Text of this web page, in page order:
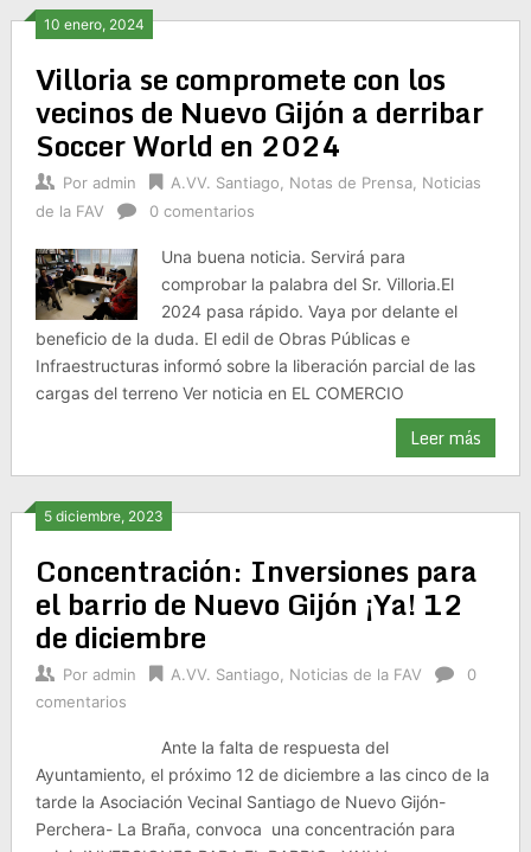
10 enero, 2024
Villoria se compromete con los
vecinos de Nuevo Gijón a derribar
Soccer World en 2024
Por admin A.VV. Santiago Notas de Prensa, Noticias
de la FAV
0 comentarios
Una buena noticia. Servirá para
comprobar la palabra del Sr. Villoria.El
2024 pasa rápido. Vaya por delante el
beneficio de la duda. El edil de Obras Públicas e
Infraestructuras informó sobre la liberación parcial de las
cargas del terreno Ver noticia en EL COMERCIO
Leer más
5 diciembre, 2023
Concentración: Inversiones para
el barrio de Nuevo Gijón ¡Ya! 12
de diciembre
Por admin A.VV. Santiago Noticias de la FAV
0
comentarios
Ante la falta de respuesta del
Ayuntamiento, el próximo 12 de diciembre a las cinco de la
tarde la Asociación Vecinal Santiago de Nuevo Gijón-
Perchera- La Braña, convoca una concentración para